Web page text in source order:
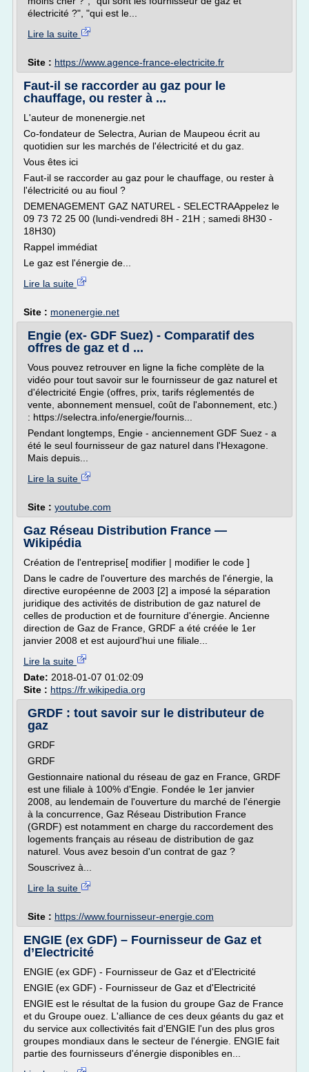
électricité ?", "qui est le...
Lire la suite
Site : https://www.agence-france-electricite.fr
Faut-il se raccorder au gaz pour le
chauffage, ou rester à ...
L'auteur de monenergie.net
Co-fondateur de Selectra, Aurian de Maupeou écrit au
quotidien sur les marchés de l'électricité et du gaz.
Vous êtes ici
Faut-il se raccorder au gaz pour le chauffage, ou rester à
l'électricité ou au fioul ?
DEMENAGEMENT GAZ NATUREL - SELECTRAAppelez le
09 73 72 25 00 (lundi-vendredi 8H - 21H ; samedi 8H30 -
18H30)
Rappel immédiat
Le gaz est l'énergie de...
Lire la suite
Site : monenergie.net
Engie (ex- GDF Suez) - Comparatif des
offres de gaz et d ...
Vous pouvez retrouver en ligne la fiche complète de la
vidéo pour tout savoir sur le fournisseur de gaz naturel et
d'électricité Engie (offres, prix, tarifs réglementés de
vente, abonnement mensuel, coût de l'abonnement, etc.)
: https://selectra.info/energie/fournis...
Pendant longtemps, Engie - anciennement GDF Suez - a
été le seul fournisseur de gaz naturel dans l'Hexagone.
Mais depuis...
Lire la suite
Site : youtube.com
Gaz Réseau Distribution France —
Wikipédia
Création de l'entreprise[ modifier | modifier le code ]
Dans le cadre de l'ouverture des marchés de l'énergie, la
directive européenne de 2003 [2] a imposé la séparation
juridique des activités de distribution de gaz naturel de
celles de production et de fourniture d'énergie. Ancienne
direction de Gaz de France, GRDF a été créée le 1er
janvier 2008 et est aujourd'hui une filiale...
Lire la suite
Date: 2018-01-07 01:02:09
Site : https://fr.wikipedia.org
GRDF : tout savoir sur le distributeur de
gaz
GRDF
GRDF
Gestionnaire national du réseau de gaz en France, GRDF
est une filiale à 100% d'Engie. Fondée le 1er janvier
2008, au lendemain de l'ouverture du marché de l'énergie
à la concurrence, Gaz Réseau Distribution France
(GRDF) est notamment en charge du raccordement des
logements français au réseau de distribution de gaz
naturel. Vous avez besoin d'un contrat de gaz ?
Souscrivez à...
Lire la suite
Site : https://www.fournisseur-energie.com
ENGIE (ex GDF) – Fournisseur de Gaz et
d’Electricité
ENGIE (ex GDF) - Fournisseur de Gaz et d'Electricité
ENGIE (ex GDF) - Fournisseur de Gaz et d'Electricité
ENGIE est le résultat de la fusion du groupe Gaz de France
et du Groupe ouez. L'alliance de ces deux géants du gaz et
du service aux collectivités fait d'ENGIE l'un des plus gros
groupes mondiaux dans le secteur de l'énergie. ENGIE fait
partie des fournisseurs d'énergie disponibles en...